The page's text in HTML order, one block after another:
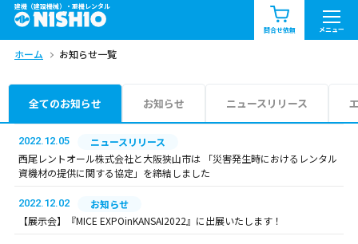
建機（建設機械）・重機レンタル
問合せ依頼 メニュー
商品一覧 お知らせ一覧
問合せ依頼リスト
エリア情報を見る
中部 関西
九州・沖縄（外部）
ホーム お知らせ一覧
全てのお知らせ お知らせ ニュースリリース
2022.12.05
ニュースリリース
西尾レントオール株式会社と大阪狭山市は 「災害発生時におけるレンタル
資機材の提供に関する協定」を締結しました
2022.12.02
お知らせ
【展示会】『MICE EXPOinKANSAI2022』に出展いたします！